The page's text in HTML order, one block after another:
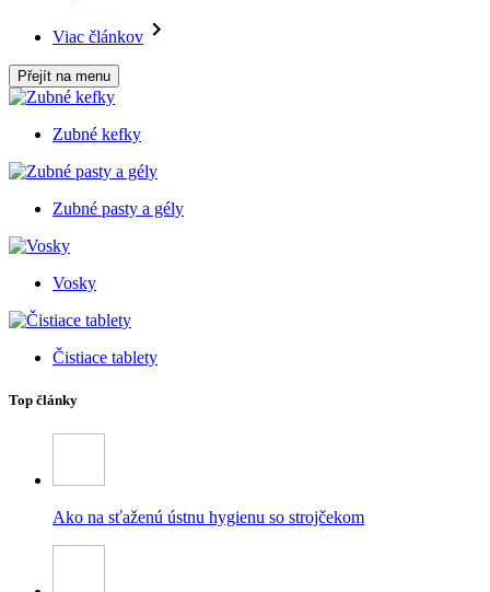
Viac článkov
Přejít na menu
Zubné kefky
Zubné pasty a gély
Vosky
Čistiace tablety
Top články
Ako na sťaženú ústnu hygienu so strojčekom